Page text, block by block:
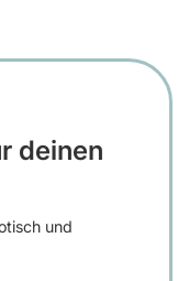
deinen
und